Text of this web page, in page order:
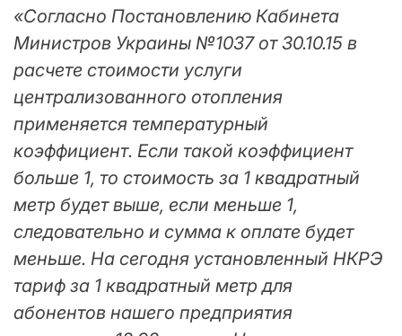
«Согласно Постановлению Кабинета
Министров Украины №1037 от 30.10.15 в
расчете стоимости услуги
централизованного отопления
применяется температурный
коэффициент. Если такой коэффициент
больше 1, то стоимость за 1 квадратный
метр будет выше, если меньше 1,
следовательно и сумма к оплате будет
меньше. На сегодня установленный НКРЭ
тариф за 1 квадратный метр для
абонентов нашего предприятия